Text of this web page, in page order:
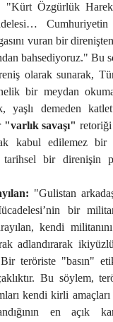
"Kürt Özgürlük
vuran bir
bahsediyoruz." Bu
olarak sunarak,
bir meydan
yaşlı demeden
"varlık savaşı"
kabul edilemez bir
bir direnişin
"Gulistan
bir
kendi
adlandırarak
teröriste "basın"
Bu söylem,
kendi kirli
en açık